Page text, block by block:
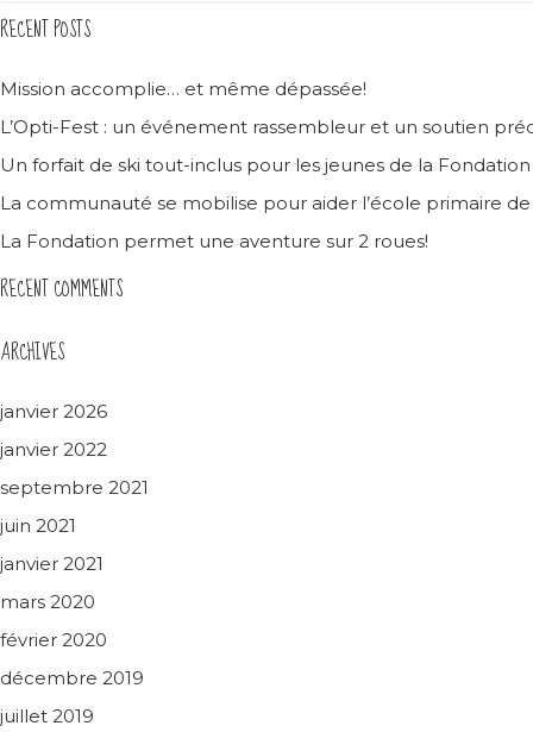
RECENT POSTS
Mission accomplie… et même dépassée!
L’Opti-Fest : un événement rassembleur et un soutien
Un forfait de ski tout-inclus pour les jeunes de la
La communauté se mobilise pour aider l’école primaire
La Fondation permet une aventure sur 2 roues!
RECENT COMMENTS
ARCHIVES
janvier 2026
janvier 2022
septembre 2021
juin 2021
janvier 2021
mars 2020
février 2020
décembre 2019
juillet 2019